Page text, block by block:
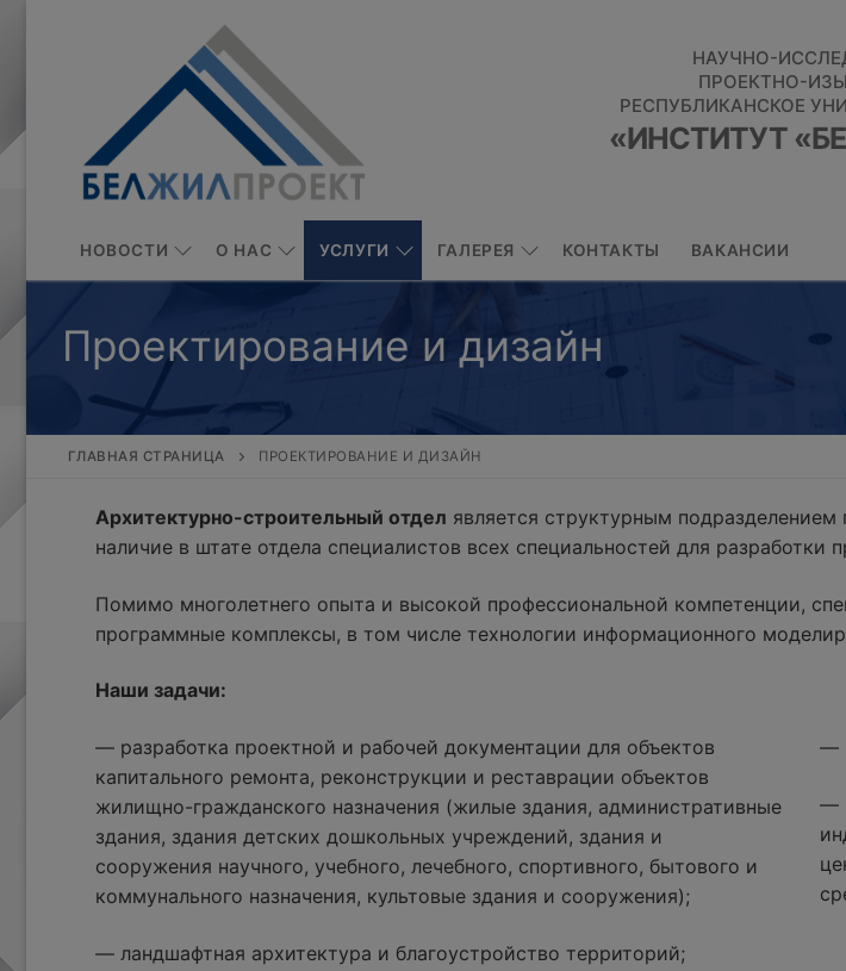
НАУЧНО-
ПРОЕКТНО-
РЕСПУБЛИКАНСКОЕ
«ИНСТИТУТ
НОВОСТИ О НАС УСЛУГИ ГАЛЕРЕЯ КОНТАКТЫ ВАКАНСИИ
Проектирование и дизайн
ГЛАВНАЯ СТРАНИЦА ПРОЕКТИРОВАНИЕ И ДИЗАЙН
Архитектурно-строительный отдел является структурным
наличие в штате отдела специалистов всех специальностей для разработки
Помимо многолетнего опыта и высокой профессиональной компетенции,
программные комплексы, в том числе технологии информационного
Наши задачи:
— разработка проектной и рабочей документации для объектов
капитального ремонта, реконструкции и реставрации объектов
жилищно-гражданского назначения (жилые здания, административные
здания, здания детских дошкольных учреждений, здания и
сооружения научного, учебного, лечебного, спортивного, бытового и
коммунального назначения, культовые здания и сооружения);
— ландшафтная архитектура и благоустройство территорий;
—
—